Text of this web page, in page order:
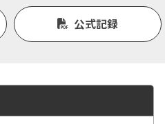
公式記録